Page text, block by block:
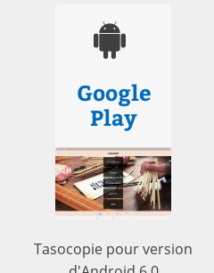
Google
Play
Tasocopie pour version